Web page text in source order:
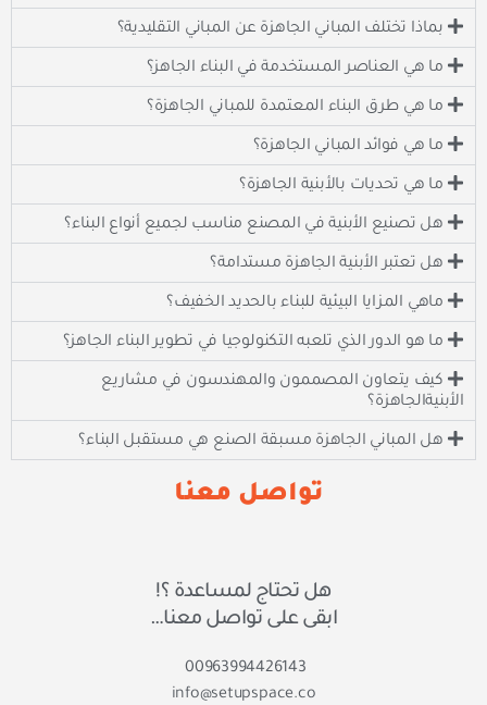
بماذا تختلف المباني الجاهزة عن المباني التقليدية؟
ما هي العناصر المستخدمة في البناء الجاهز؟
ما هي طرق البناء المعتمدة للمباني الجاهزة؟
ما هي فوائد المباني الجاهزة؟
ما هي تحديات بالأبنية الجاهزة؟
هل تصنيع الأبنية في المصنع مناسب لجميع أنواع البناء؟
هل تعتبر الأبنية الجاهزة مستدامة؟
ماهي المزايا البيئية للبناء بالحديد الخفيف؟
ما هو الدور الذي تلعبه التكنولوجيا في تطوير البناء الجاهز؟
كيف يتعاون المصممون والمهندسون في مشاريع
الأبنيةالجاهزة؟
هل المباني الجاهزة مسبقة الصنع هي مستقبل البناء؟
تواصل معنا
هل تحتاج لمساعدة ؟!
ابقى على تواصل معنا…
00963994426143
info@setupspace.co